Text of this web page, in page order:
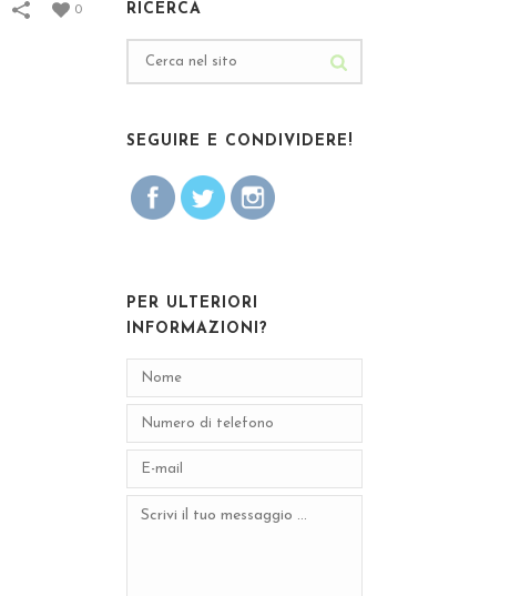
0 RICERCA
SEGUIRE E CONDIVIDERE!
PER ULTERIORI
INFORMAZIONI?